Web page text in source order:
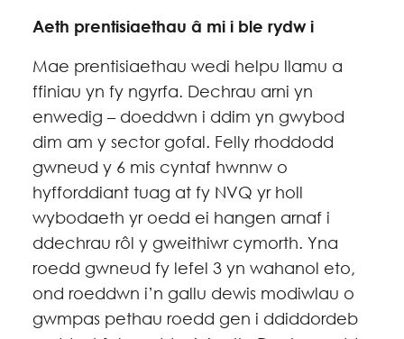
Aeth prentisiaethau â mi i ble rydw i
Mae prentisiaethau wedi helpu llamu a
ffiniau yn fy ngyrfa. Dechrau arni yn
enwedig – doeddwn i ddim yn gwybod
dim am y sector gofal. Felly rhoddodd
gwneud y 6 mis cyntaf hwnnw o
hyfforddiant tuag at fy NVQ yr holl
wybodaeth yr oedd ei hangen arnaf i
ddechrau rôl y gweithiwr cymorth. Yna
roedd gwneud fy lefel 3 yn wahanol eto,
ond roeddwn i’n gallu dewis modiwlau o
gwmpas pethau roedd gen i ddiddordeb